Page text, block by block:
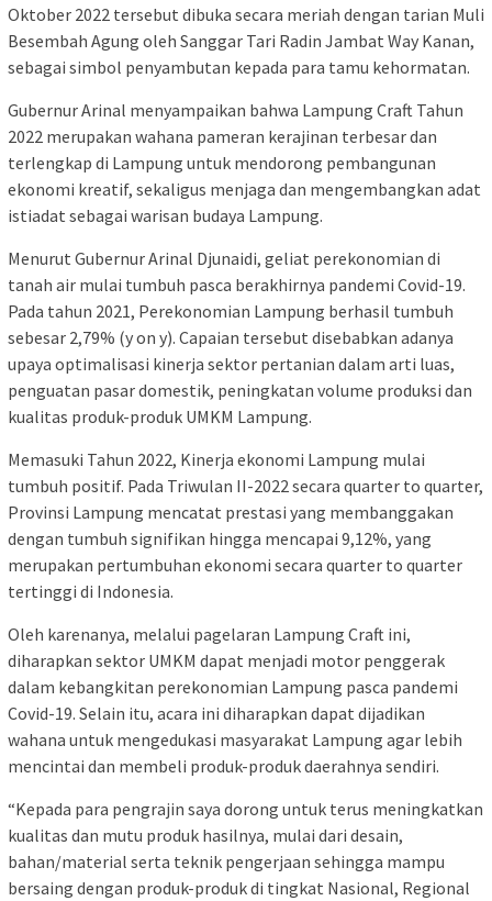
Oktober 2022 tersebut dibuka secara meriah dengan tarian Muli
Besembah Agung oleh Sanggar Tari Radin Jambat Way Kanan,
sebagai simbol penyambutan kepada para tamu kehormatan.
Gubernur Arinal menyampaikan bahwa Lampung Craft Tahun
2022 merupakan wahana pameran kerajinan terbesar dan
terlengkap di Lampung untuk mendorong pembangunan
ekonomi kreatif, sekaligus menjaga dan mengembangkan adat
istiadat sebagai warisan budaya Lampung.
Menurut Gubernur Arinal Djunaidi, geliat perekonomian di
tanah air mulai tumbuh pasca berakhirnya pandemi Covid-19.
Pada tahun 2021, Perekonomian Lampung berhasil tumbuh
sebesar 2,79% (y on y). Capaian tersebut disebabkan adanya
upaya optimalisasi kinerja sektor pertanian dalam arti luas,
penguatan pasar domestik, peningkatan volume produksi dan
kualitas produk-produk UMKM Lampung.
Memasuki Tahun 2022, Kinerja ekonomi Lampung mulai
tumbuh positif. Pada Triwulan II-2022 secara quarter to quarter,
Provinsi Lampung mencatat prestasi yang membanggakan
dengan tumbuh signifikan hingga mencapai 9,12%, yang
merupakan pertumbuhan ekonomi secara quarter to quarter
tertinggi di Indonesia.
Oleh karenanya, melalui pagelaran Lampung Craft ini,
diharapkan sektor UMKM dapat menjadi motor penggerak
dalam kebangkitan perekonomian Lampung pasca pandemi
Covid-19. Selain itu, acara ini diharapkan dapat dijadikan
wahana untuk mengedukasi masyarakat Lampung agar lebih
mencintai dan membeli produk-produk daerahnya sendiri.
“Kepada para pengrajin saya dorong untuk terus meningkatkan
kualitas dan mutu produk hasilnya, mulai dari desain,
bahan/material serta teknik pengerjaan sehingga mampu
bersaing dengan produk-produk di tingkat Nasional, Regional